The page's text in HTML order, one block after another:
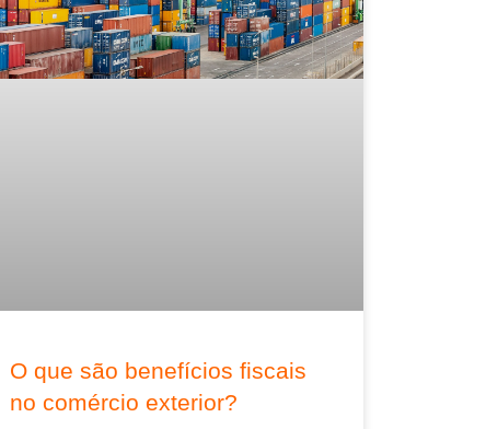
O que são benefícios fiscais
no comércio exterior?